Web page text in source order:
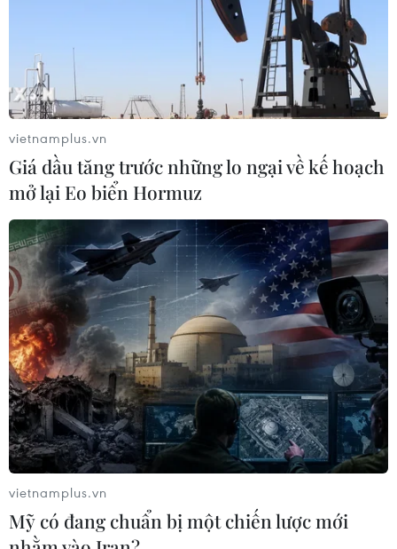
vietnamplus.vn
Giá dầu tăng trước những lo ngại về kế hoạch
mở lại Eo biển Hormuz
vietnamplus.vn
Mỹ có đang chuẩn bị một chiến lược mới